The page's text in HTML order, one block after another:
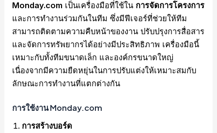
Monday.com เป็นเครื่องมือที่ใช้ใน การจัดการโครงการ
และการทำงานร่วมกันในทีม ซึ่งมีฟีเจอร์ที่ช่วยให้ทีม
สามารถติดตามความคืบหน้าของงาน ปรับปรุงการสื่อสาร
และจัดการทรัพยากรได้อย่างมีประสิทธิภาพ เครื่องมือนี้
เหมาะกับทั้งทีมขนาดเล็ก และองค์กรขนาดใหญ่
เนื่องจากมีความยืดหยุ่นในการปรับแต่งให้เหมาะสมกับ
ลักษณะการทำงานที่แตกต่างกัน
การใช้งาน Monday.com
การสร้างบอร์ด